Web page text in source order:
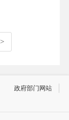
政府部门网站